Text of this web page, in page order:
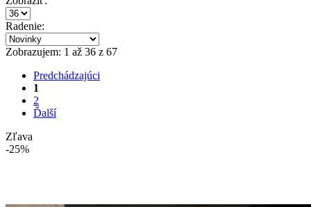
Radenie:
Zobrazujem: 1 až 36 z 67
Predchádzajúci
1
2
Ďalší
Zľava
-25%